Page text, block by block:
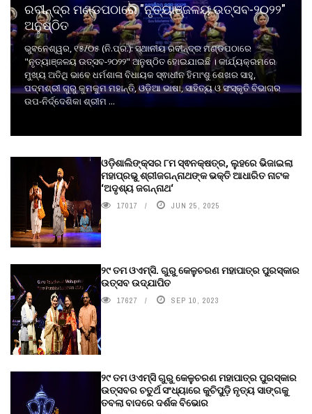
ରବୀନ୍ଦ୍ର ମଣ୍ଡପଠାରେ "ନୃତ୍ୟାଞ୍ଜଳୟ ଉତ୍ସବ-୨୦୨୨"
ଅନୁଷ୍ଠିତ
ଭୁବନେଶ୍ୱର, ୧୫/୦୫ (ନି.ପ୍ର.): ସ୍ଥାନୀୟ ରବୀନ୍ଦ୍ର ମଣ୍ଡପଠାରେ
"ନୃତ୍ୟାଞ୍ଜଳୟ ଉତ୍ସବ-୨୦୨୨" ଅନୁଷ୍ଠିତ ହୋଇଯାଇଛି । କାର୍ଯ୍ୟକ୍ରମରେ
ମୁଖ୍ୟ ଅତିଥି ଭାବେ ଧର୍ମଶାଳା ବିଧାୟକ ସ୍ଵାଧୀନ ହିମାଂଶୁ ଶେଖର ସାହୁ,
ପଦ୍ମଶ୍ରୀ ଗୁରୁ କୁମକୁମ ମହାନ୍ତି, ଓଡ଼ିଆ ଭାଷା, ସାହିତ୍ୟ ଓ ସଂସ୍କୃତି ବିଭାଗର
ଉପ-ନିର୍ଦ୍ଦେଶିକା ଶ୍ରୀମ ...
ଓଡ଼ିଶାଲିଙ୍କ୍ସର ୮ମ ସ୍ଵନକ୍ଷତ୍ର, ଲୁହରେ ଭିଜାଇଲା
ମହାପ୍ରଭୁ ଶ୍ରୀଜଗନ୍ନାଥଙ୍କ ଭକ୍ତି ଆଧାରିତ ନାଟକ
‘ଅଦୃଶ୍ୟ ଜଗନ୍ନାଥ‘
17017 JUN 25, 2025
୨୯ ତମ ଓଏମ୍‌ସି. ଗୁରୁ କେଳୁଚରଣ ମହାପାତ୍ର ପୁରସ୍କାର
ଉତ୍ସବ ଉଦ୍‍ଯାପିତ
17627 SEP 10, 2023
୨୯ ତମ ଓଏମ୍‌ସି ଗୁରୁ କେଳୁଚରଣ ମହାପାତ୍ର ପୁରସ୍କାର
ଉତ୍ସବର ଚତୁର୍ଥ ସଂଧ୍ୟାରେ କୁଚିପୁଡ଼ି ନୃତ୍ୟ ସାଙ୍ଗକୁ
ତବଲା ବାଦରେ ଦର୍ଶକ ବିଭୋର